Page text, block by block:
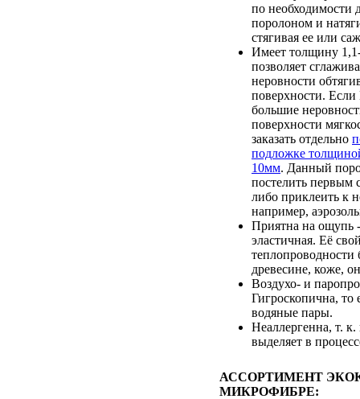
по необходимости
поролоном и
стягивая ее или
Имеет толщину
позволяет
неровности
поверхности.
большие
поверхности
заказать отдельно
подложке
10мм. Данный
постелить первым
либо приклеить к
например,
Приятна на ощупь
эластичная. Её
теплопроводности
древесине, коже,
Воздухо- и
Гигроскопична, то
водяные пары.
Неаллергенна, т. к.
выделяет в
АССОРТИМЕНТ
МИКРОФИБРЕ: